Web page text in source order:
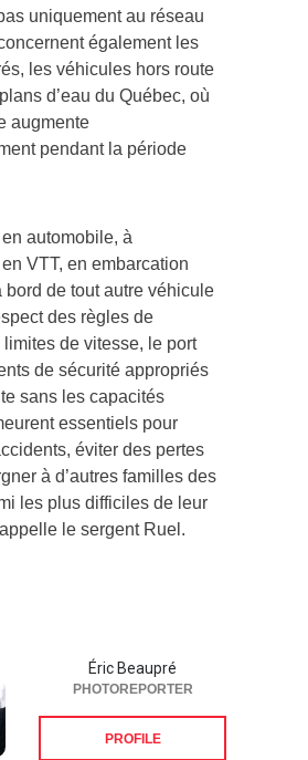
uniquement au réseau
également les
les véhicules hors route
d’eau du Québec, où
augmente
pendant la période
automobile, à
VTT, en embarcation
bord de tout autre véhicule
des règles de
de vitesse, le port
de sécurité appropriés
sans les capacités
essentiels pour
éviter des pertes
à d’autres familles des
les plus difficiles de leur
le sergent Ruel.
Éric Beaupré
PHOTOREPORTER
PROFILE